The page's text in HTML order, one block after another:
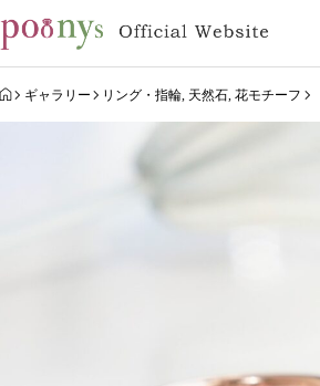
HOME
ギャラリー リング・指輪 天然石 ,花モチーフ